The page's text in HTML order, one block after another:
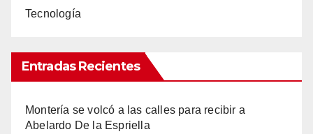
Tecnología
Entradas Recientes
Montería se volcó a las calles para recibir a
Abelardo De la Espriella